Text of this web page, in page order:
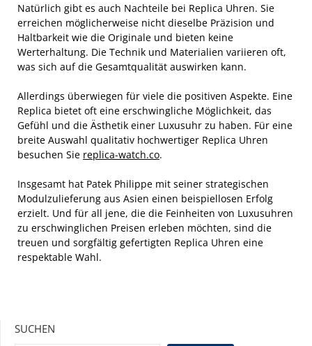
Natürlich gibt es auch Nachteile bei Replica Uhren. Sie
erreichen möglicherweise nicht dieselbe Präzision und
Haltbarkeit wie die Originale und bieten keine
Werterhaltung. Die Technik und Materialien variieren oft,
was sich auf die Gesamtqualität auswirken kann.
Allerdings überwiegen für viele die positiven Aspekte. Eine
Replica bietet oft eine erschwingliche Möglichkeit, das
Gefühl und die Ästhetik einer Luxusuhr zu haben. Für eine
breite Auswahl qualitativ hochwertiger Replica Uhren
besuchen Sie replica-watch.co.
Insgesamt hat Patek Philippe mit seiner strategischen
Modulzulieferung aus Asien einen beispiellosen Erfolg
erzielt. Und für all jene, die die Feinheiten von Luxusuhren
zu erschwinglichen Preisen erleben möchten, sind die
treuen und sorgfältig gefertigten Replica Uhren eine
respektable Wahl.
SUCHEN